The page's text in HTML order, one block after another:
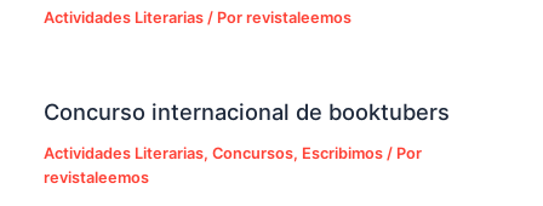
Actividades Literarias / Porrevistaleemos
Concurso internacional de booktubers
Actividades Literarias,Concursos, Escribimos / Por
revistaleemos